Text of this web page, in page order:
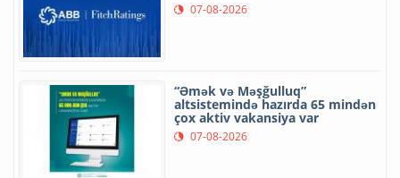
07-08-2026
“Əmək və Məşğulluq”
altsistemində hazırda 65 mindən
çox aktiv vakansiya var
07-08-2026